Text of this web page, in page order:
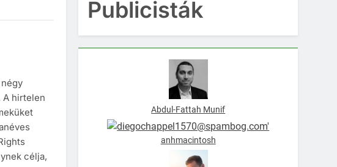
A hirtelen
célja,
Publicisták
Abdul-Fattah Munif
anhmacintosh